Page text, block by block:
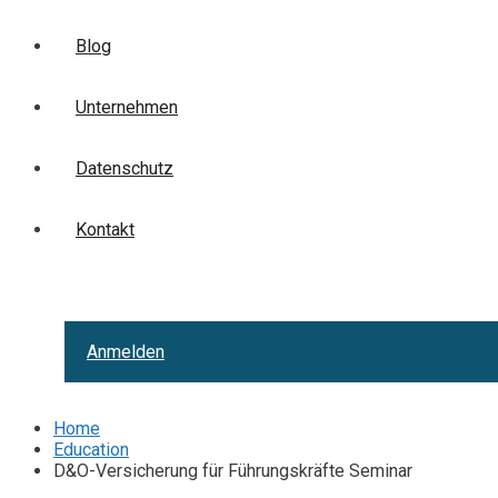
Blog
Unternehmen
Datenschutz
Kontakt
Anmelden
Home
Education
D&O-Versicherung für Führungskräfte Seminar